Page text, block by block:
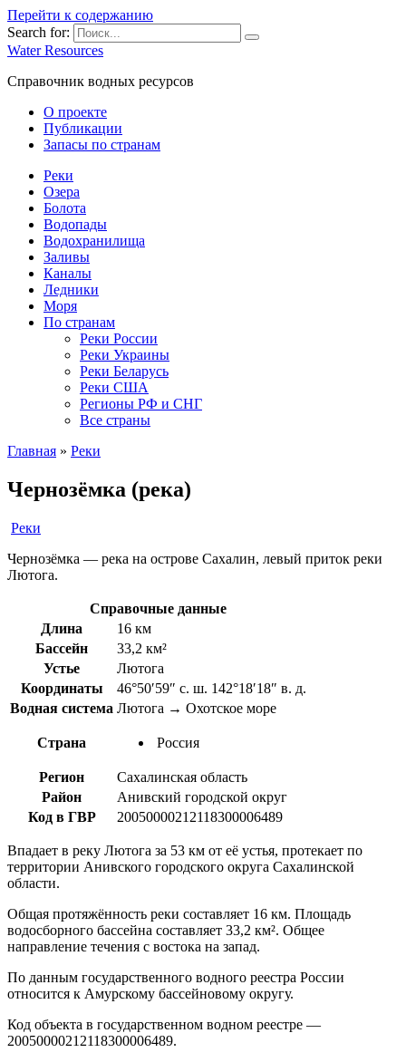
Перейти к содержанию
Search for:
Water Resources
Справочник водных ресурсов
О проекте
Публикации
Запасы по странам
Реки
Озера
Болота
Водопады
Водохранилища
Заливы
Каналы
Ледники
Моря
По странам
Реки России
Реки Украины
Реки Беларусь
Реки США
Регионы РФ и СНГ
Все страны
Главная » Реки
Чернозёмка (река)
Реки
Чернозёмка — река на острове Сахалин, левый приток реки
Лютога.
Справочные данные
Длина
16 км
Бассейн
33,2 км²
Устье
Лютога
Координаты
46°50′59″ с. ш. 142°18′18″ в. д.
Водная система Лютога → Охотское море
Страна Россия
Регион
Сахалинская область
Район
Анивский городской округ
Код в ГВР
20050000212118300006489
Впадает в реку Лютога за 53 км от её устья, протекает по
территории Анивского городского округа Сахалинской
области.
Общая протяжённость реки составляет 16 км. Площадь
водосборного бассейна составляет 33,2 км². Общее
направление течения с востока на запад.
По данным государственного водного реестра России
относится к Амурскому бассейновому округу.
Код объекта в государственном водном реестре —
20050000212118300006489.